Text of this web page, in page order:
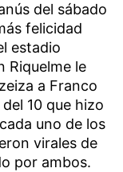
del sábado
felicidad
estadio
Riquelme le
a Franco
10 que hizo
uno de los
virales de
por ambos.